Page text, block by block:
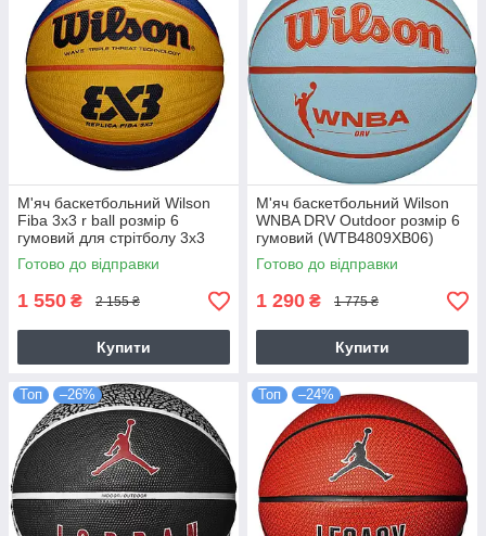
М'яч баскетбольний Wilson
Fiba 3x3 r ball розмір 6
гумовий для стрітболу 3х3
(WTB1033XB)
Готово до відправки
1 550 ₴ 2 155 ₴
Купити
М'яч баскетбольний Wilson
WNBA DRV Outdoor розмір 6
гумовий (WTB4809XB06)
Готово до відправки
1 290 ₴ 1 775 ₴
Купити
Топ –26% Топ –24%